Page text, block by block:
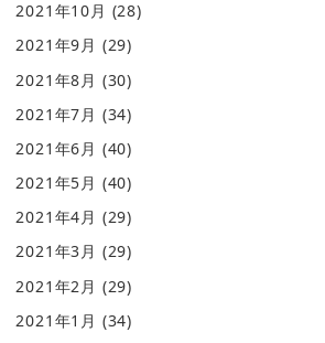
2021年10月 (28)
2021年9月 (29)
2021年8月 (30)
2021年7月 (34)
2021年6月 (40)
2021年5月 (40)
2021年4月 (29)
2021年3月 (29)
2021年2月 (29)
2021年1月 (34)